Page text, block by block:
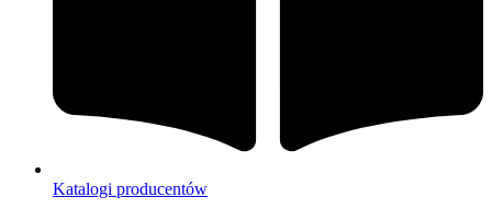
Katalogi producentów